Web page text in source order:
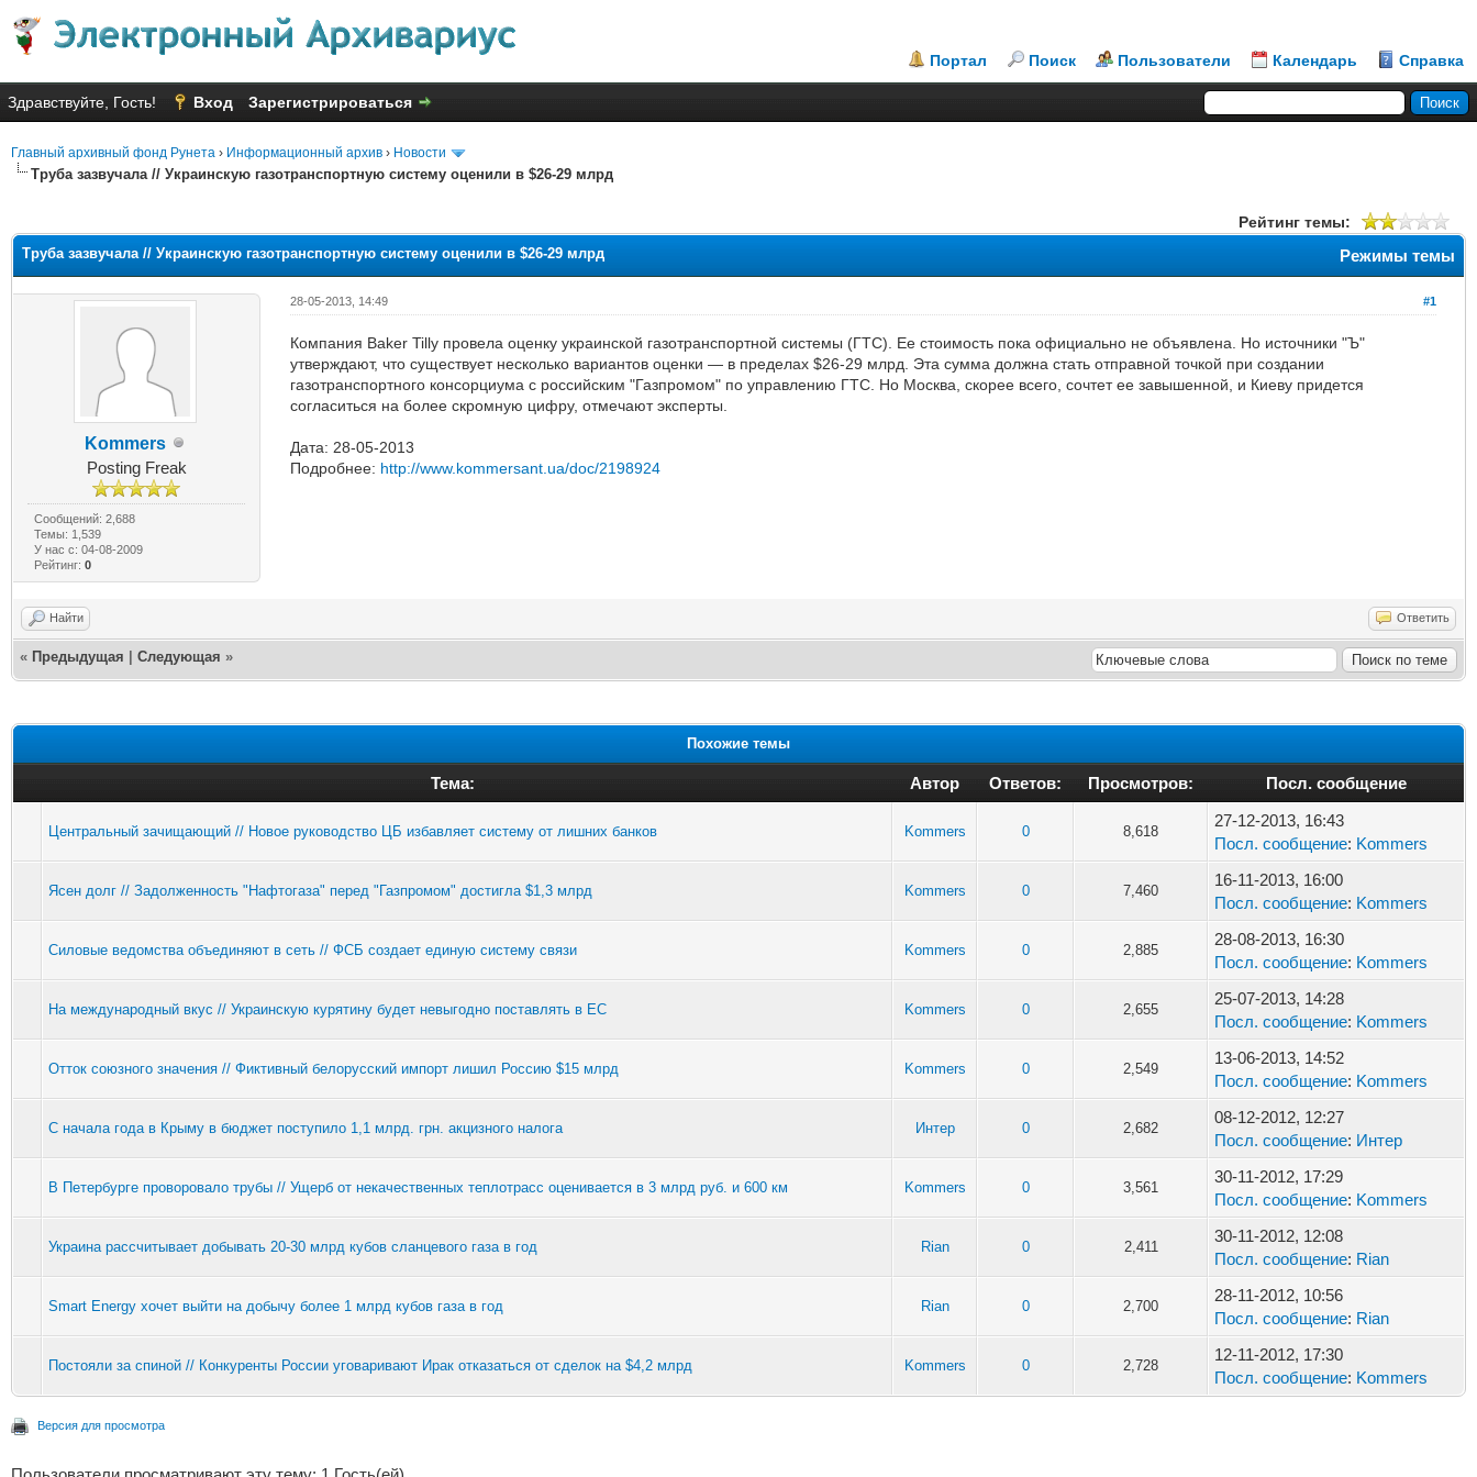
Портал Поиск Пользователи Календарь Справка
Здравствуйте, Гость! Вход Зарегистрироваться
Главный архивный фонд Рунета › Информационный архив › Новости
Труба зазвучала // Украинскую газотранспортную систему оценили в $26-29 млрд
Рейтинг темы:
Режимы темы
Труба зазвучала // Украинскую газотранспортную систему оценили в $26-29 млрд
Kommers
Posting Freak
Сообщений: 2,688
Темы: 1,539
У нас с: 04-08-2009
Рейтинг:0
#1
28-05-2013, 14:49
Компания Baker Tilly провела оценку украинской газотранспортной системы (ГТС). Ее стоимость пока официально не объявлена. Но источники "Ъ"
утверждают, что существует несколько вариантов оценки — в пределах $26-29 млрд. Эта сумма должна стать отправной точкой при создании
газотранспортного консорциума с российским "Газпромом" по управлению ГТС. Но Москва, скорее всего, сочтет ее завышенной, и Киеву придется
согласиться на более скромную цифру, отмечают эксперты.
Дата: 28-05-2013
Подробнее: http://www.kommersant.ua/doc/2198924
Найти Ответить
« Предыдущая Следующая »
Похожие темы
Тема: Автор Ответов: Просмотров: Посл. сообщение
Центральный зачищающий // Новое руководство ЦБ избавляет систему от лишних банков Kommers 0 8,618
27-12-2013, 16:43
Посл. сообщение: Kommers
Ясен долг // Задолженность "Нафтогаза" перед "Газпромом" достигла $1,3 млрд Kommers 0 7,460
16-11-2013, 16:00
Посл. сообщение: Kommers
Силовые ведомства объединяют в сеть // ФСБ создает единую систему связи Kommers 0 2,885
28-08-2013, 16:30
Посл. сообщение: Kommers
На международный вкус // Украинскую курятину будет невыгодно поставлять в ЕС Kommers 0 2,655
25-07-2013, 14:28
Посл. сообщение: Kommers
Отток союзного значения // Фиктивный белорусский импорт лишил Россию $15 млрд Kommers 0 2,549
13-06-2013, 14:52
Посл. сообщение: Kommers
С начала года в Крыму в бюджет поступило 1,1 млрд. грн. акцизного налога Интер 0 2,682
08-12-2012, 12:27
Посл. сообщение: Интер
В Петербурге проворовало трубы // Ущерб от некачественных теплотрасс оценивается в 3 млрд руб. и 600 км Kommers 0 3,561
30-11-2012, 17:29
Посл. сообщение: Kommers
Украина рассчитывает добывать 20-30 млрд кубов сланцевого газа в год Rian 0 2,411
30-11-2012, 12:08
Посл. сообщение: Rian
Smart Energy хочет выйти на добычу более 1 млрд кубов газа в год Rian 0 2,700
28-11-2012, 10:56
Посл. сообщение: Rian
Постояли за спиной // Конкуренты России уговаривают Ирак отказаться от сделок на $4,2 млрд Kommers 0 2,728
12-11-2012, 17:30
Посл. сообщение: Kommers
Версия для просмотра